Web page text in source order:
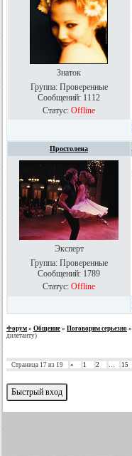
Знаток
Группа: Проверенные
Сообщений: 1112
Статус: Offline
Простолена
Эксперт
Группа: Проверенные
Сообщений: 1789
Статус: Offline
Форум » Общение » Поговорим серьезно »
дилетанту)
Страница 17 из 19 « 1 2 … 15